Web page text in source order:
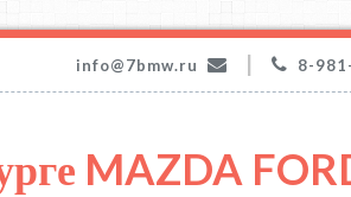
info@7bmw.ru 8-
MAZDA